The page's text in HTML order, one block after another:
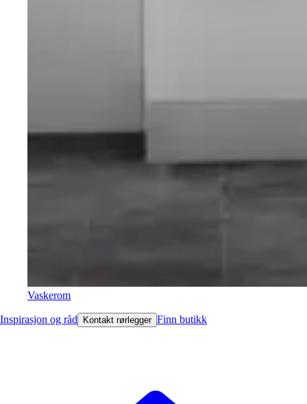
Vaskerom
Inspirasjon og råd Kontakt rørlegger Finn butikk